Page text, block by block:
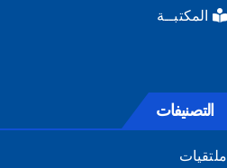
المكتبــة
التصنيفات